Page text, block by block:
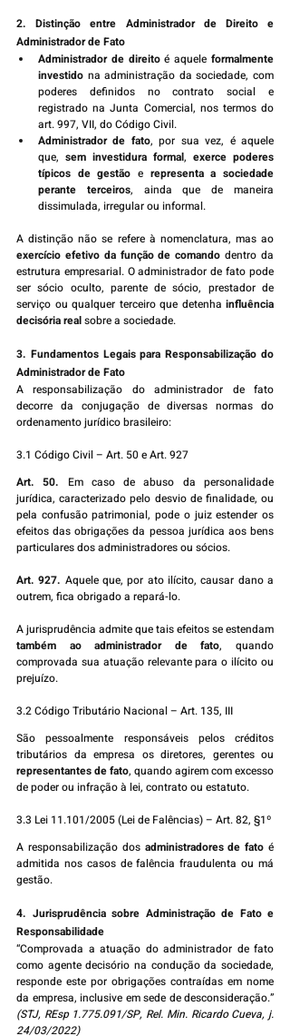
2. Distinção entre Administrador de Direito e
Administrador de Fato
Administrador de direito é aquele formalmente
investido na administração da sociedade, com
poderes definidos no contrato social e
registrado na Junta Comercial, nos termos do
art. 997, VII, do Código Civil.
Administrador de fato, por sua vez, é aquele
que, sem investidura formal, exerce poderes
típicos de gestão e representa a sociedade
perante terceiros, ainda que de maneira
dissimulada, irregular ou informal.
exercício efetivo da função de comando dentro da
estrutura empresarial. O administrador de fato pode
ser sócio oculto, parente de sócio, prestador de
serviço ou qualquer terceiro que detenha influência
decisória real sobre a sociedade.
3. Fundamentos Legais para Responsabilização do
Administrador de Fato
A responsabilização do administrador de fato
decorre da conjugação de diversas normas do
ordenamento jurídico brasileiro:
3.1 Código Civil – Art. 50 e Art. 927
Art. 50. Em caso de abuso da personalidade
jurídica, caracterizado pelo desvio de finalidade, ou
pela confusão patrimonial, pode o juiz estender os
efeitos das obrigações da pessoa jurídica aos bens
particulares dos administradores ou sócios.
Art. 927. Aquele que, por ato ilícito, causar dano a
outrem, fica obrigado a repará-lo.
também ao administrador de fato, quando
comprovada sua atuação relevante para o ilícito ou
prejuízo.
3.2 Código Tributário Nacional – Art. 135, III
São pessoalmente responsáveis pelos créditos
representantes de fato, quando agirem com excesso
de poder ou infração à lei, contrato ou estatuto.
3.3 Lei 11.101/2005 (Lei de Falências) – Art. 82, §1º
A responsabilização dos administradores de fato é
admitida nos casos de falência fraudulenta ou má
gestão.
4. Jurisprudência sobre Administração de Fato e
Responsabilidade
“Comprovada a atuação do administrador de fato
como agente decisório na condução da sociedade,
responde este por obrigações contraídas em nome
(STJ, REsp 1.775.091/SP, Rel. Min. Ricardo Cueva, j.
24/03/2022)